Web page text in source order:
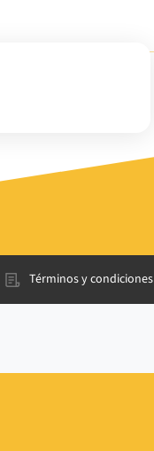
Términos y condiciones